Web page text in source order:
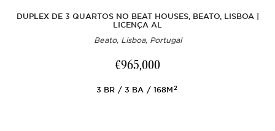
DUPLEX DE 3 QUARTOS NO BEAT HOUSES, BEATO, LISBOA |
LICENÇA AL
Beato, Lisboa, Portugal
€965,000
3 BR 3 BA 168M2